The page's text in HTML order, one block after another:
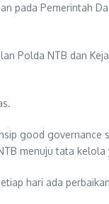
pada Pemerintah
Polda NTB dan
good governance
menuju tata kelola
hari ada